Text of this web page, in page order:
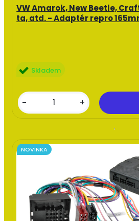
VW Amarok, New Beetle,
ta, atd. - Adaptér repro
Skladem
- +
NOVINKA